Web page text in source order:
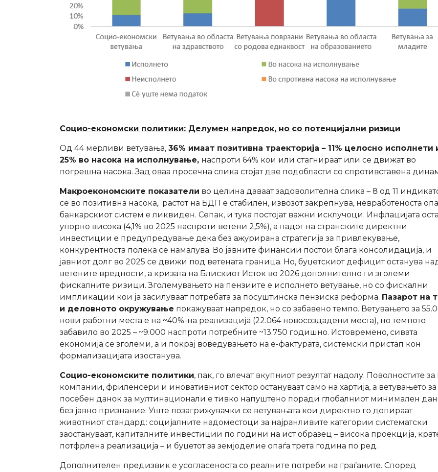
Социо-економски политики: Делумен напредок, но со потенцијални ризици
Од 44 мерливи ветувања, 36% имаат позитивна траекторија – 11% целосно исполнети
25% во насока на исполнување, наспроти 64% кои или стагнираат или се движат во
погрешна насока. Зад оваа просечна слика стојат две подобласти со спротивставена
Макроекономските показатели во целина даваат задоволителна слика – 8 од 11
се во позитивна насока, растот на БДП е стабилен, извозот закрепнува, невработеноста
банкарскиот систем е ликвиден. Сепак, и тука постојат важни исклучоци. Инфлацијата
упорно висока (4,1% во 2025 наспроти ветени 2,5%), а падот на странските директни
инвестиции е предупредување дека без ажурирана стратегија за привлекување,
конкурентноста полека се намалува. Во јавните финансии постои блага консолидација, и
јавниот долг во 2025 се движи под ветената граница. Но, буџетскиот дефицит останува
ветените вредности, а кризата на Блискиот Исток во 2026 дополнително ги зголеми
фискалните ризици. Зголемувањето на пензиите е исполнето ветување, но со фискални
импликации кои ја засилуваат потребата за посуштинска пензиска реформа. Пазарот на
и деловното окружување покажуваат напредок, но со забавено темпо. Ветувањето за
нови работни места е на ~40%-на реализација (22.064 новосоздадени места), но темпото
забавило во 2025 – ~9.000 наспроти потребните ~13.750 годишно. Истовремено, сивата
економија се зголеми, а и покрај воведувањето на е-фактурата, системски пристап кон
формализацијата изостанува.
Социо-економските политики, пак, го влечат вкупниот резултат надолу. Поволностите за
компании, фриленсери и иновативниот сектор остануваат само на хартија, а ветувањето за
посебен данок за мултинационали е тивко напуштено поради глобалниот минимален
без јавно признание. Уште позагрижувачки се ветувањата кои директно го допираат
животниот стандард: социјалните надоместоци за најранливите категории систематски
заостануваат, капиталните инвестиции по години на ист образец – висока проекција,
потфрлена реализација – и буџетот за земјоделие опаѓа трета година по ред.
Дополнителен предизвик е усогласеноста со реалните потреби на граѓаните. Според